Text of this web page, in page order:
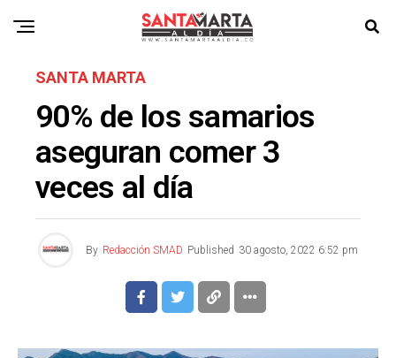
SANTA MARTA
90% de los samarios
aseguran comer 3
veces al día
By Redacción SMAD Published 30 agosto, 2022 6:52 pm